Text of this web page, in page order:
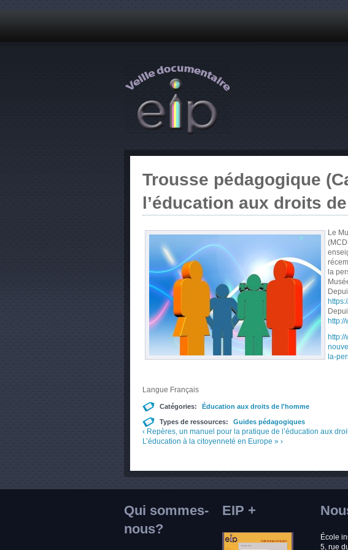
Trousse pédagogique
l’éducation aux droits
Le
la
la-
Langue Français
Catégories: Éducation aux droits de l'homme
Types de ressources: Guides pédagogiques
‹ Repères, un manuel pour la pratique de l’éducation aux
L’éducation à la citoyenneté en Europe » ›
Qui sommes-
nous?
EIP +
École
5, rue